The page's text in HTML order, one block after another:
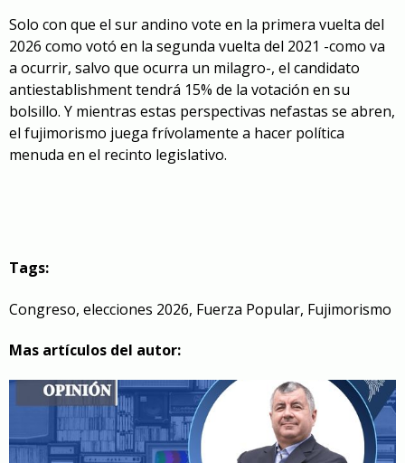
Solo con que el sur andino vote en la primera vuelta del
2026 como votó en la segunda vuelta del 2021 -como va
a ocurrir, salvo que ocurra un milagro-, el candidato
antiestablishment tendrá 15% de la votación en su
bolsillo. Y mientras estas perspectivas nefastas se abren,
el fujimorismo juega frívolamente a hacer política
menuda en el recinto legislativo.
Tags:
Congreso, elecciones 2026, Fuerza Popular, Fujimorismo
Mas artículos del autor: